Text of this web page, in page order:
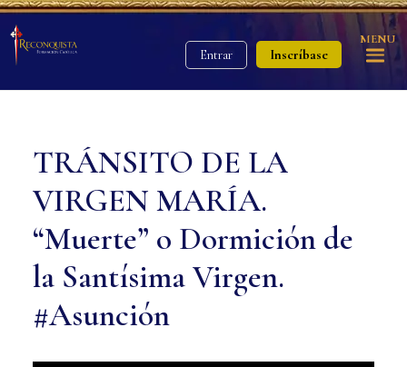
Entrar Inscríbase
MENU
TRÁNSITO DE LA
VIRGEN MARÍA.
“Muerte” o Dormición de
la Santísima Virgen.
#Asunción